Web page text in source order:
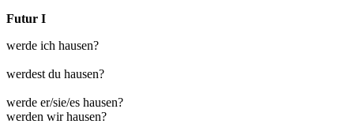
Futur I
werde ich hausen?
werdest du hausen?
werde er/sie/es hausen?
werden wir hausen?